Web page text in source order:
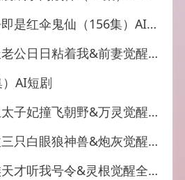
红伞鬼仙（156集）AI短剧
&前妻觉醒反派老公日日粘着我（81集）AI短剧
AI短剧
&万灵觉醒重生太子妃撞飞朝野（67集）AI短剧
&炮灰觉醒拒收三只白眼狼神兽（64集）AI短剧
&灵根觉醒全族天才听我号令（60集）AI短剧